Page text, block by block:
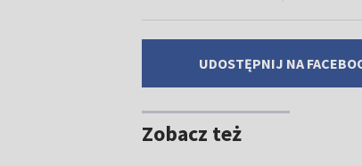
UDOSTĘPNIJ NA
Zobacz też